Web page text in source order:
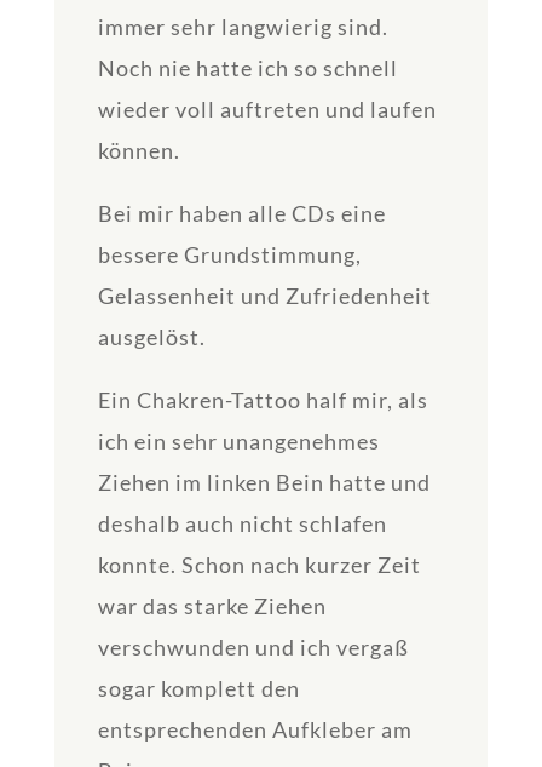
immer sehr langwierig sind.
Noch nie hatte ich so schnell
wieder voll auftreten und laufen
können.
Bei mir haben alle CDs eine
bessere Grundstimmung,
Gelassenheit und Zufriedenheit
ausgelöst.
Ein Chakren-Tattoo half mir, als
ich ein sehr unangenehmes
Ziehen im linken Bein hatte und
deshalb auch nicht schlafen
konnte. Schon nach kurzer Zeit
war das starke Ziehen
verschwunden und ich vergaß
sogar komplett den
entsprechenden Aufkleber am